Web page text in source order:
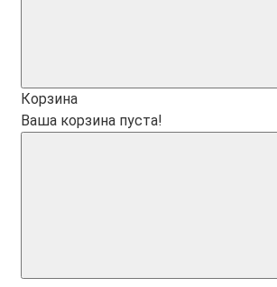
Корзина
Ваша корзина пуста!